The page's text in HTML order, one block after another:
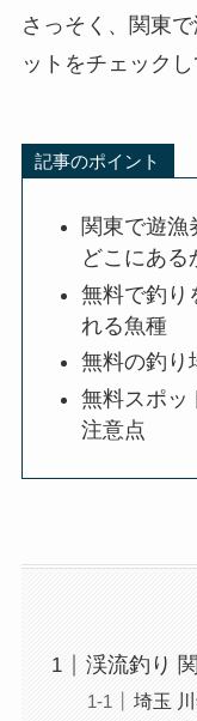
さっそく、関東
ットをチェックし
記事のポイント
関東で遊漁
どこにある
無料で釣り
れる魚種
無料の釣り
無料スポッ
注意点
渓流釣り
埼玉